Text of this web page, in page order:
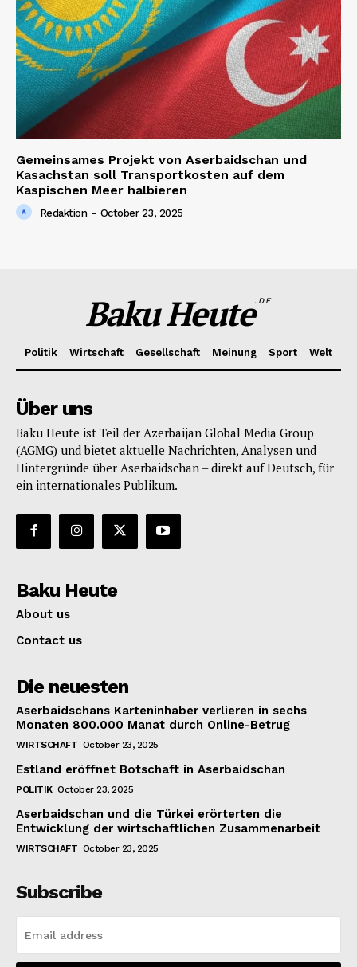
Gemeinsames Projekt von Aserbaidschan und
Kasachstan soll Transportkosten auf dem
Kaspischen Meer halbieren
Redaktion - October 23, 2025
Baku Heute.DE
Politik Wirtschaft Gesellschaft Meinung Sport Welt
Über uns
Baku Heute ist Teil der Azerbaijan Global Media Group
(AGMG) und bietet aktuelle Nachrichten, Analysen und
Hintergründe über Aserbaidschan – direkt auf Deutsch, für
ein internationales Publikum.
Baku Heute
About us
Contact us
Die neuesten
Aserbaidschans Karteninhaber verlieren in sechs
Monaten 800.000 Manat durch Online-Betrug
WIRTSCHAFT October 23, 2025
Estland eröffnet Botschaft in Aserbaidschan
POLITIK October 23, 2025
Aserbaidschan und die Türkei erörterten die
Entwicklung der wirtschaftlichen Zusammenarbeit
WIRTSCHAFT October 23, 2025
Subscribe